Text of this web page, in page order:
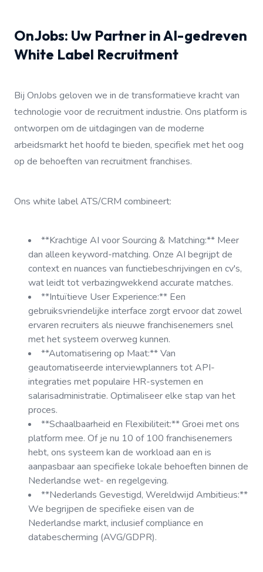
OnJobs: Uw Partner in AI-gedreven
White Label Recruitment
Bij OnJobs geloven we in de transformatieve kracht van
technologie voor de recruitment industrie. Ons platform is
ontworpen om de uitdagingen van de moderne
arbeidsmarkt het hoofd te bieden, specifiek met het oog
op de behoeften van recruitment franchises.
Ons white label ATS/CRM combineert:
**Krachtige AI voor Sourcing & Matching:** Meer
dan alleen keyword-matching. Onze AI begrijpt de
context en nuances van functiebeschrijvingen en cv's,
wat leidt tot verbazingwekkend accurate matches.
**Intuïtieve User Experience:** Een
gebruiksvriendelijke interface zorgt ervoor dat zowel
ervaren recruiters als nieuwe franchisenemers snel
met het systeem overweg kunnen.
**Automatisering op Maat:** Van
geautomatiseerde interviewplanners tot API-
integraties met populaire HR-systemen en
salarisadministratie. Optimaliseer elke stap van het
proces.
**Schaalbaarheid en Flexibiliteit:** Groei met ons
platform mee. Of je nu 10 of 100 franchisenemers
hebt, ons systeem kan de workload aan en is
aanpasbaar aan specifieke lokale behoeften binnen de
Nederlandse wet- en regelgeving.
**Nederlands Gevestigd, Wereldwijd Ambitieus:**
We begrijpen de specifieke eisen van de
Nederlandse markt, inclusief compliance en
databescherming (AVG/GDPR).